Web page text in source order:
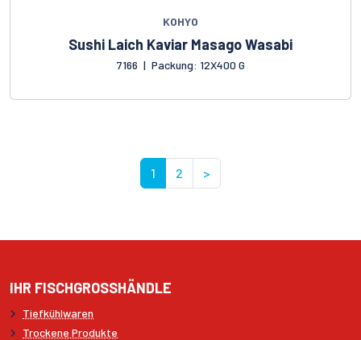
KOHYO
Sushi Laich Kaviar Masago Wasabi
7166 | Packung: 12X400 G
1 2 >
IHR FISCHGROSSHÄNDLE
Tiefkühlwaren
Trockene Produkte